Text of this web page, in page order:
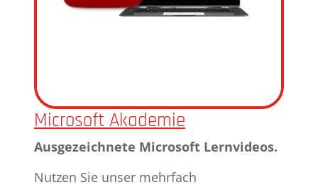
Microsoft Akademie
Ausgezeichnete Microsoft Lernvideos.
Nutzen Sie unser mehrfach